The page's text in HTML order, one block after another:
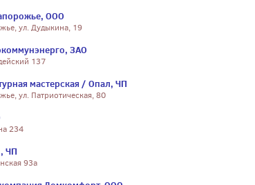
ООО
ул. Дудыкина, 19
ЗАО
137
мастерская / Опал, ЧП
ул. Патриотическая, 80
234
ЧП
93а